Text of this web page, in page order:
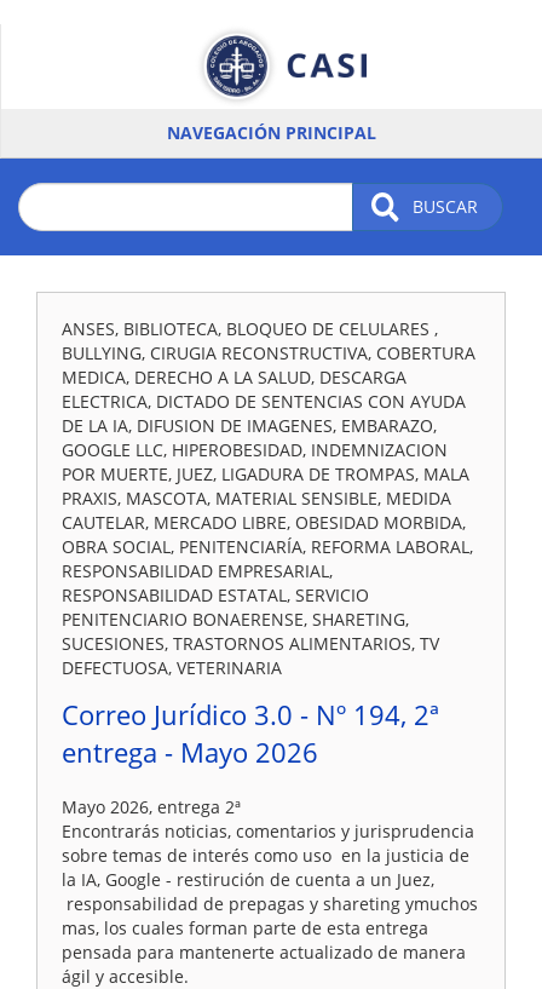
NAVEGACIÓN PRINCIPAL
BUSCAR
ANSES, BIBLIOTECA, BLOQUEO DE CELULARES ,
BULLYING, CIRUGIA RECONSTRUCTIVA, COBERTURA
MEDICA, DERECHO A LA SALUD, DESCARGA
ELECTRICA, DICTADO DE SENTENCIAS CON AYUDA
DE LA IA, DIFUSION DE IMAGENES, EMBARAZO,
GOOGLE LLC, HIPEROBESIDAD, INDEMNIZACION
POR MUERTE, JUEZ, LIGADURA DE TROMPAS, MALA
PRAXIS, MASCOTA, MATERIAL SENSIBLE, MEDIDA
CAUTELAR, MERCADO LIBRE, OBESIDAD MORBIDA,
OBRA SOCIAL, PENITENCIARÍA, REFORMA LABORAL,
RESPONSABILIDAD EMPRESARIAL,
RESPONSABILIDAD ESTATAL, SERVICIO
PENITENCIARIO BONAERENSE, SHARETING,
SUCESIONES, TRASTORNOS ALIMENTARIOS, TV
DEFECTUOSA, VETERINARIA
Correo Jurídico 3.0 - Nº 194, 2ª
entrega - Mayo 2026
Mayo 2026, entrega 2ª
Encontrarás noticias, comentarios y jurisprudencia
sobre temas de interés como uso en la justicia de
la IA, Google - restirución de cuenta a un Juez,
responsabilidad de prepagas y shareting ymuchos
mas, los cuales forman parte de esta entrega
pensada para mantenerte actualizado de manera
ágil y accesible.